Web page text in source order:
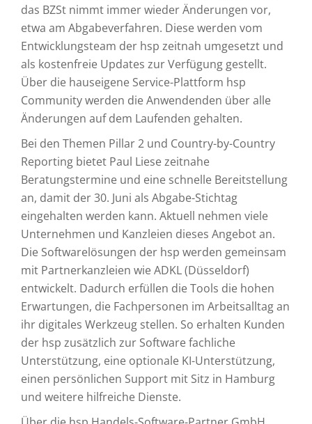
das BZSt nimmt immer wieder Änderungen vor,
etwa am Abgabeverfahren. Diese werden vom
Entwicklungsteam der hsp zeitnah umgesetzt und
als kostenfreie Updates zur Verfügung gestellt.
Über die hauseigene Service-Plattform hsp
Community werden die Anwendenden über alle
Änderungen auf dem Laufenden gehalten.
Bei den Themen Pillar 2 und Country-by-Country
Reporting bietet Paul Liese zeitnahe
Beratungstermine und eine schnelle Bereitstellung
an, damit der 30. Juni als Abgabe-Stichtag
eingehalten werden kann. Aktuell nehmen viele
Unternehmen und Kanzleien dieses Angebot an.
Die Softwarelösungen der hsp werden gemeinsam
mit Partnerkanzleien wie ADKL (Düsseldorf)
entwickelt. Dadurch erfüllen die Tools die hohen
Erwartungen, die Fachpersonen im Arbeitsalltag an
ihr digitales Werkzeug stellen. So erhalten Kunden
der hsp zusätzlich zur Software fachliche
Unterstützung, eine optionale KI-Unterstützung,
einen persönlichen Support mit Sitz in Hamburg
und weitere hilfreiche Dienste.